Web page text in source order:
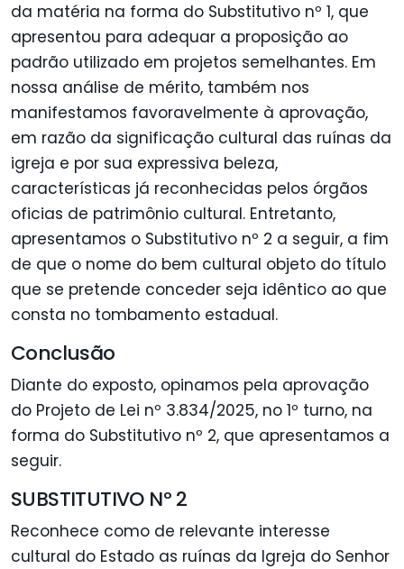
da matéria na forma do Substitutivo nº 1, que
apresentou para adequar a proposição ao
padrão utilizado em projetos semelhantes. Em
nossa análise de mérito, também nos
manifestamos favoravelmente à aprovação,
em razão da significação cultural das ruínas da
igreja e por sua expressiva beleza,
características já reconhecidas pelos órgãos
oficias de patrimônio cultural. Entretanto,
apresentamos o Substitutivo nº 2 a seguir, a fim
de que o nome do bem cultural objeto do título
que se pretende conceder seja idêntico ao que
consta no tombamento estadual.
Conclusão
Diante do exposto, opinamos pela aprovação
do Projeto de Lei nº 3.834/2025, no 1º turno, na
forma do Substitutivo nº 2, que apresentamos a
seguir.
SUBSTITUTIVO Nº 2
Reconhece como de relevante interesse
cultural do Estado as ruínas da Igreja do Senhor